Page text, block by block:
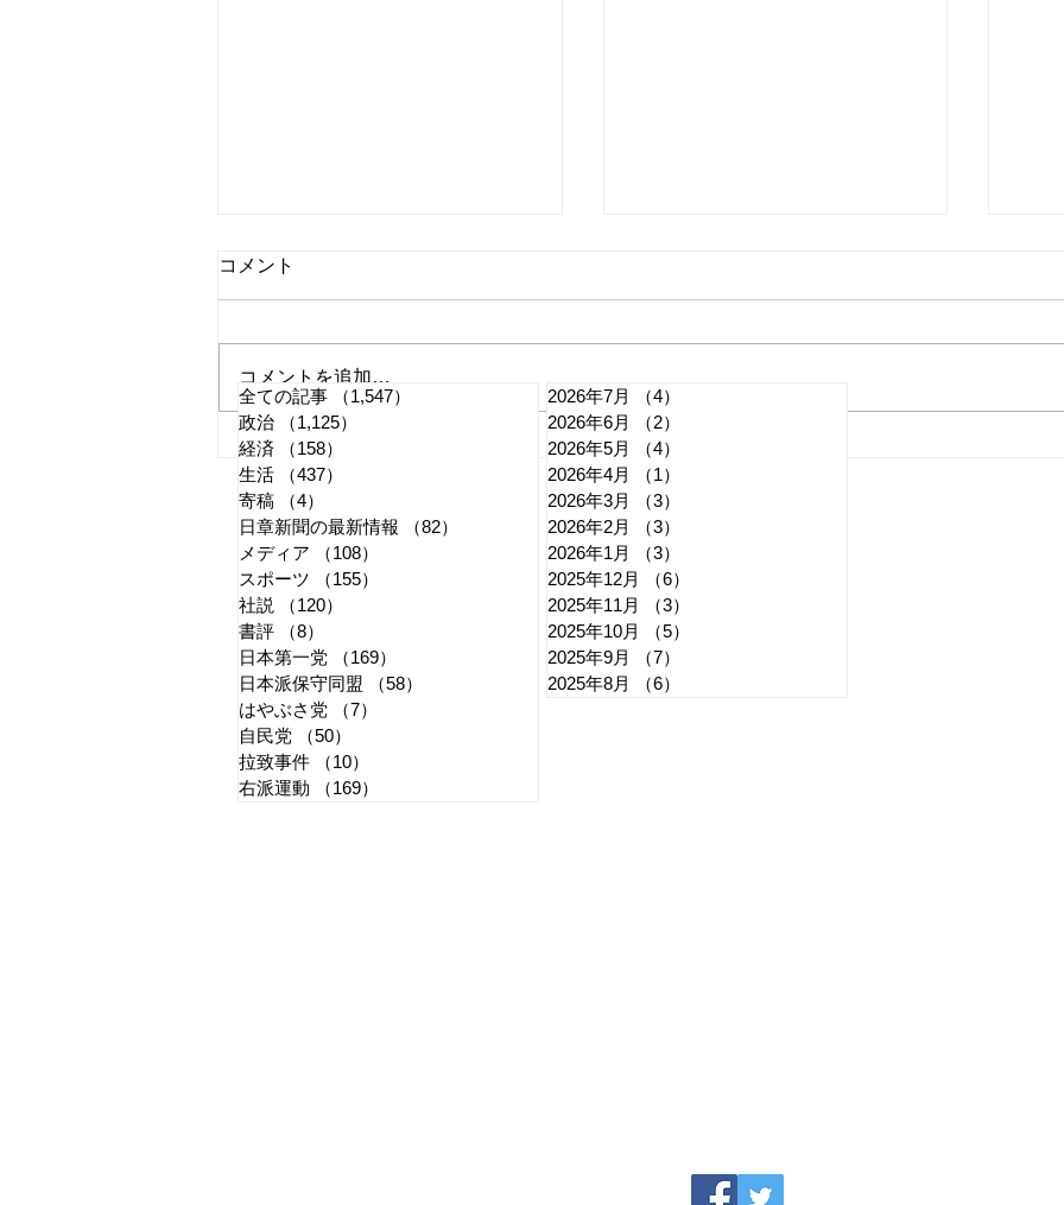
国旗損壊罪はどう運用される
か
れいわ・山本太郎が代表辞
任 日本第一党・桜井誠と似
たような引退劇
コメント
コメントを追加…
全ての記事
（1,547）
政治
（1,125）
経済
（158）
生活
（437）
寄稿
（4）
日章新聞の最新情報
（82）
82件の記事
メディア
（108）
スポーツ
（155）
社説
（120）
書評
（8）
日本第一党
（169）
日本派保守同盟
（58）
はやぶさ党
（7）
自民党
（50）
拉致事件
（10）
右派運動
（169）
2026年7月 （4）
2026年6月
（2）
2026年5月
（4）
2026年4月
（1）
2026年3月
（3）
2026年2月
（3）
2026年1月
（3）
2025年12月
（6）
2025年11月
（3）
2025年10月
（5）
2025年9月
（7）
2025年8月
（6）